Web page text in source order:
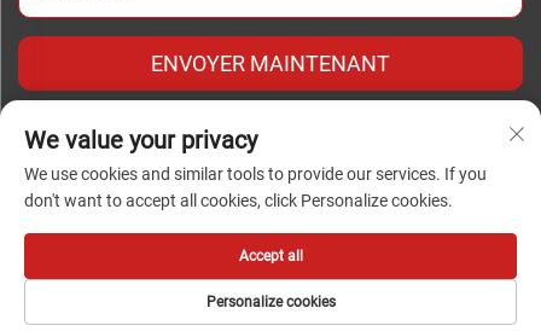
ENVOYER MAINTENANT
Automation Co., Ltd. tous droits réservés
We value your privacy
We use cookies and similar tools to provide our services. If you
don't want to accept all cookies, click Personalize cookies.
Personalize cookies
Accept all